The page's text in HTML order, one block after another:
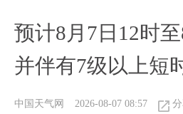
预计8月7日12时
并伴有7级以上短
中国天气网 2026-08-07 08:57